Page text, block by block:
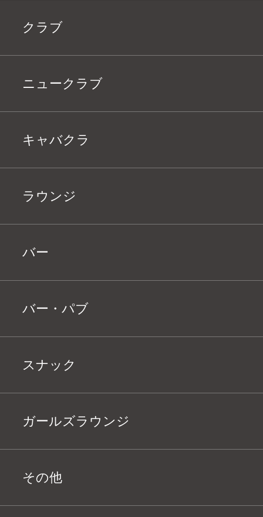
クラブ
ニュークラブ
キャバクラ
ラウンジ
バー
バー・パブ
スナック
ガールズラウンジ
その他